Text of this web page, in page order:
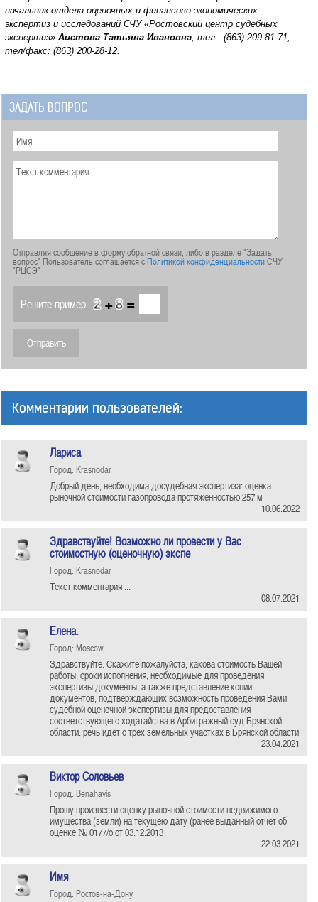
начальник отдела оценочных и финансово-экономических
экспертиз и исследований СЧУ «Ростовский центр судебных
экспертиз» Аистова Татьяна Ивановна, тел.: (863) 209-81-71,
тел/факс: (863) 200-28-12.
ЗАДАТЬ ВОПРОС
Отправляя сообщение в форму обратной связи, либо в разделе "Задать
вопрос" Пользователь соглашается сПолитикой конфиденциальностиСЧУ
"РЦСЭ"
Решите пример: + =
Комментарии пользователей:
Лариса
Город: Krasnodar
Добрый день, необходима досудебная экспертиза: оценка
рыночной стоимости газопровода протяженностью 257 м
10.06.2022
Здравствуйте! Возможно ли провести у Вас
стоимостную (оценочную) экспе
Город: Krasnodar
Текст комментария ...
08.07.2021
Елена.
Город: Moscow
Здравствуйте. Скажите пожалуйста, какова стоимость Вашей
работы, сроки исполнения, необходимые для проведения
экспертизы документы, а также представление копии
документов, подтверждающих возможность проведения Вами
судебной оценочной экспертизы для предоставления
соответствующего ходатайства в Арбитражный суд Брянской
области. речь идет о трех земельных участках в Брянской области
23.04.2021
Виктор Соловьев
Город: Benahavis
Прошу произвести оценку рыночной стоимости недвижимого
имущества (земли) на текущею дату (ранее выданный отчет об
оценке № 0177/о от 03.12.2013
22.03.2021
Имя
Город: Ростов-на-Дону